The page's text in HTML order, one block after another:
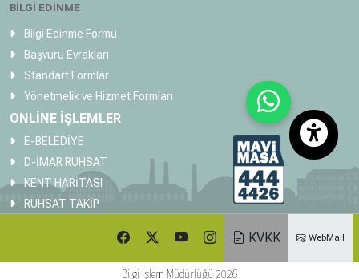
BİLGİ EDİNME
Bilgi Edinme Formu
Başvuru Evrakları
Standart Formlar
Yönetmelik ve Hizmet Formları
ONLİNE İŞLEMLER
E-BELEDİYE
D-İMAR RUHSAT
KENT HARİTASI
RUHSAT TAKİP
KVKK WebMail
Bilgi İşlem Müdürlüğü 2026